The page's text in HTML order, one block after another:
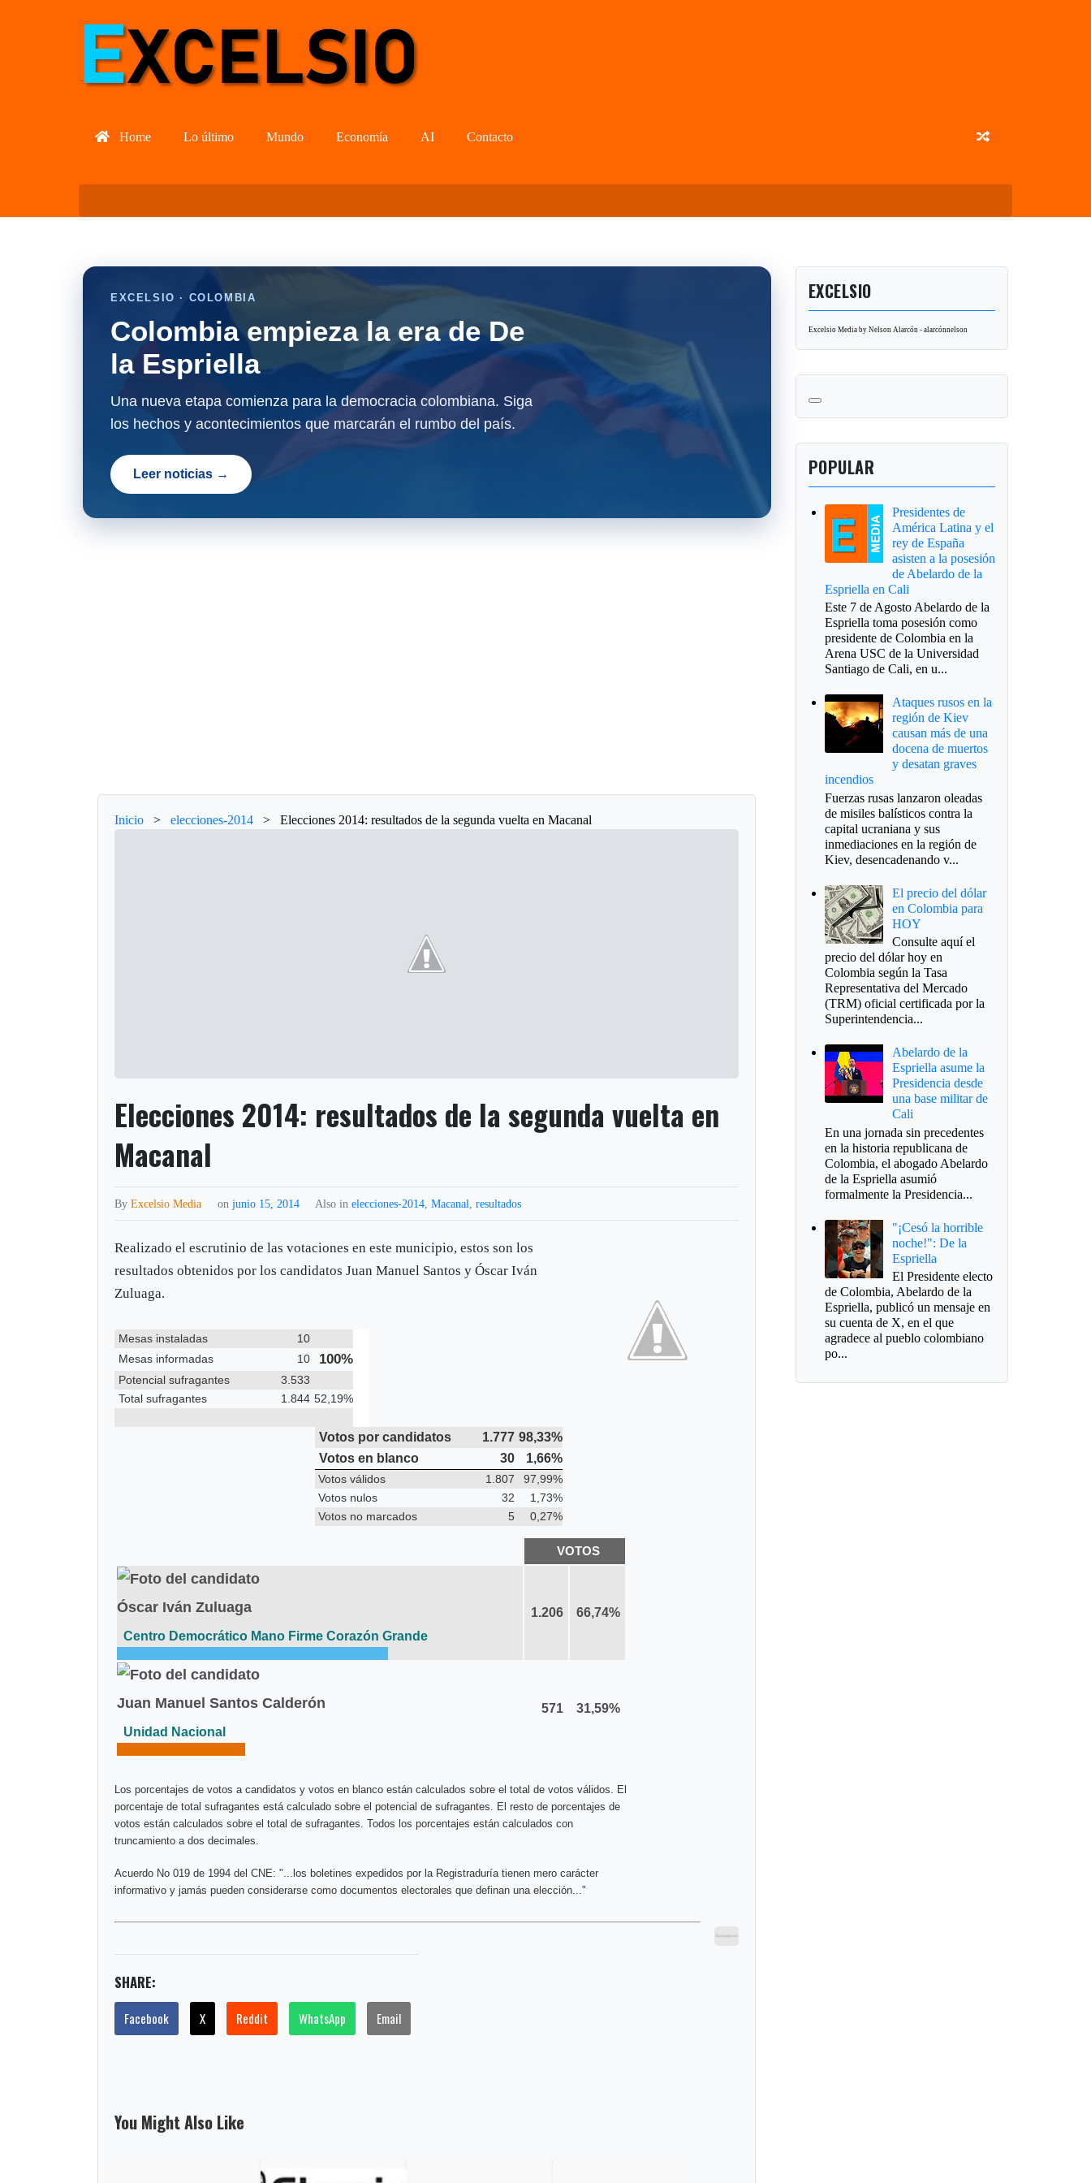
Home Lo último Mundo Economía AI Contacto
EXCELSIO · COLOMBIA
Colombia empieza la era de De
la Espriella
Una nueva etapa comienza para la democracia colombiana. Siga
los hechos y acontecimientos que marcarán el rumbo del país.
Leer noticias →
Inicio > elecciones-2014 > Elecciones 2014: resultados de la segunda vuelta en Macanal
Elecciones 2014: resultados de la segunda vuelta en
Macanal
ByExcelsio Media onjunio 15, 2014 Also inelecciones-2014 ,Macanal ,resultados
Realizado el escrutinio de las votaciones en este municipio, estos son los
resultados obtenidos por los candidatos Juan Manuel Santos y Óscar Iván
Zuluaga.
Mesas instaladas
10
Mesas informadas
10 100%
Potencial sufragantes
3.533
Total sufragantes
1.844 52,19%
Votos por candidatos 1.777 98,33%
Votos en blanco
30 1,66%
Votos válidos 1.807
97,99%
Votos nulos
32
1,73%
Votos no marcados
5 0,27%
VOTOS
Óscar Iván Zuluaga
Centro Democrático Mano Firme Corazón Grande
1.206 66,74%
Juan Manuel Santos Calderón
Unidad Nacional
571 31,59%
Los porcentajes de votos a candidatos y votos en blanco están calculados sobre el total de votos válidos. El
porcentaje de total sufragantes está calculado sobre el potencial de sufragantes. El resto de porcentajes de
votos están calculados sobre el total de sufragantes. Todos los porcentajes están calculados con
truncamiento a dos decimales.
Acuerdo No 019 de 1994 del CNE: "...los boletines expedidos por la Registraduría tienen mero carácter
informativo y jamás pueden considerarse como documentos electorales que definan una elección..."
SHARE:
Facebook X Reddit WhatsApp Email
You Might Also Like
EXCELSIO
Excelsio Media by Nelson Alarcón - alarcónnelson
POPULAR
Presidentes de
América Latina y el
rey de España
asisten a la posesión
de Abelardo de la
Espriella en Cali
Este 7 de Agosto Abelardo de la
Espriella toma posesión como
presidente de Colombia en la
Arena USC de la Universidad
Santiago de Cali, en u...
Ataques rusos en la
región de Kiev
causan más de una
docena de muertos
y desatan graves
incendios
Fuerzas rusas lanzaron oleadas
de misiles balísticos contra la
capital ucraniana y sus
inmediaciones en la región de
Kiev, desencadenando v...
El precio del dólar
en Colombia para
HOY
Consulte aquí el
precio del dólar hoy en
Colombia según la Tasa
Representativa del Mercado
(TRM) oficial certificada por la
Superintendencia...
Abelardo de la
Espriella asume la
Presidencia desde
una base militar de
Cali
En una jornada sin precedentes
en la historia republicana de
Colombia, el abogado Abelardo
de la Espriella asumió
formalmente la Presidencia...
"¡Cesó la horrible
noche!": De la
Espriella
El Presidente electo
de Colombia, Abelardo de la
Espriella, publicó un mensaje en
su cuenta de X, en el que
agradece al pueblo colombiano
po...